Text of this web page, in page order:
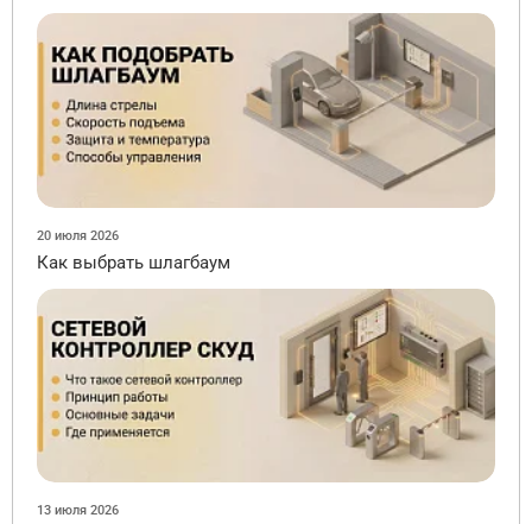
20 июля 2026
Как выбрать шлагбаум
13 июля 2026